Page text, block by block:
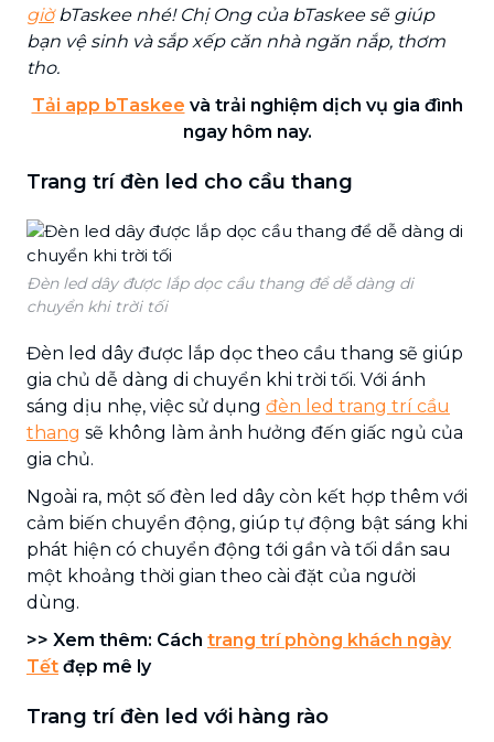
giờbTaskee nhé! Chị Ong của bTaskee sẽ giúp
bạn vệ sinh và sắp xếp căn nhà ngăn nắp, thơm
tho.
Tải app bTaskee và trải nghiệm dịch vụ gia đình
ngay hôm nay.
Trang trí đèn led cho cầu thang
Đèn led dây được lắp dọc cầu thang để dễ dàng di
chuyển khi trời tối
Đèn led dây được lắp dọc theo cầu thang sẽ giúp
gia chủ dễ dàng di chuyển khi trời tối. Với ánh
sáng dịu nhẹ, việc sử dụng đèn led trang trí cầu
thang sẽ không làm ảnh hưởng đến giấc ngủ của
gia chủ.
Ngoài ra, một số đèn led dây còn kết hợp thêm với
cảm biến chuyển động, giúp tự động bật sáng khi
phát hiện có chuyển động tới gần và tối dần sau
một khoảng thời gian theo cài đặt của người
dùng.
>> Xem thêm: Cách trang trí phòng khách ngày
Tết đẹp mê ly
Trang trí đèn led với hàng rào